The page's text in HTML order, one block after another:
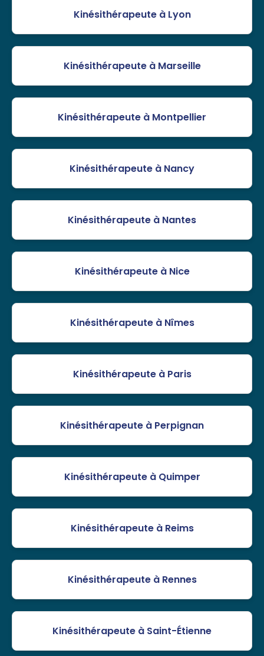
Kinésithérapeute à Lyon
Kinésithérapeute à Marseille
Kinésithérapeute à Montpellier
Kinésithérapeute à Nancy
Kinésithérapeute à Nantes
Kinésithérapeute à Nice
Kinésithérapeute à Nîmes
Kinésithérapeute à Paris
Kinésithérapeute à Perpignan
Kinésithérapeute à Quimper
Kinésithérapeute à Reims
Kinésithérapeute à Rennes
Kinésithérapeute à Saint-Étienne